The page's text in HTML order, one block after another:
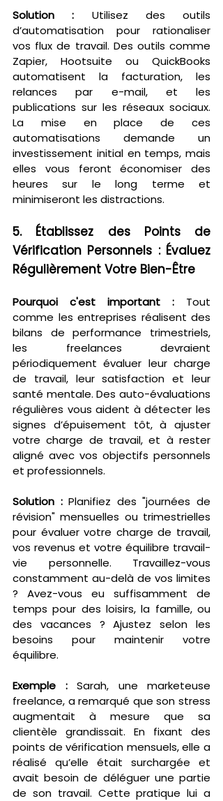
Solution : Utilisez des outils
d’automatisation pour rationaliser
vos flux de travail. Des outils comme
Zapier, Hootsuite ou QuickBooks
automatisent la facturation, les
relances par e-mail, et les
publications sur les réseaux sociaux.
La mise en place de ces
automatisations demande un
investissement initial en temps, mais
elles vous feront économiser des
heures sur le long terme et
minimiseront les distractions.
5. Établissez des Points de
Vérification Personnels : Évaluez
Régulièrement Votre Bien-Être
Pourquoi c'est important : Tout
comme les entreprises réalisent des
bilans de performance trimestriels,
les freelances devraient
périodiquement évaluer leur charge
de travail, leur satisfaction et leur
santé mentale. Des auto-évaluations
régulières vous aident à détecter les
signes d’épuisement tôt, à ajuster
votre charge de travail, et à rester
aligné avec vos objectifs personnels
et professionnels.
Solution : Planifiez des "journées de
révision" mensuelles ou trimestrielles
pour évaluer votre charge de travail,
vos revenus et votre équilibre travail-
vie personnelle. Travaillez-vous
constamment au-delà de vos limites
? Avez-vous eu suffisamment de
temps pour des loisirs, la famille, ou
des vacances ? Ajustez selon les
besoins pour maintenir votre
équilibre.
Exemple : Sarah, une marketeuse
freelance, a remarqué que son stress
augmentait à mesure que sa
clientèle grandissait. En fixant des
points de vérification mensuels, elle a
réalisé qu’elle était surchargée et
avait besoin de déléguer une partie
de son travail. Cette pratique lui a